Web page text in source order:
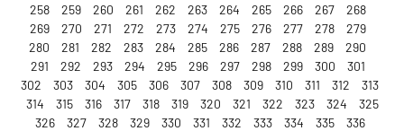
258
259 260 261 262 263 264 265 266 267
268
269
270 271 272 273 274 275 276 277 278
279
280
281 282 283 284 285 286 287 288 289
290
291
292 293 294 295 296 297 298 299 300
301
302
303 304 305 306 307 308 309 310 311 312
313
314
315 316 317 318 319 320 321 322 323 324
325
326
327 328 329 330 331 332 333 334 335
336